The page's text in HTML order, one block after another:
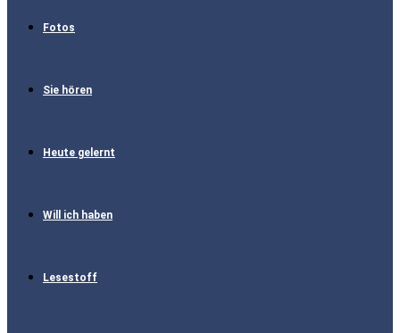
Fotos
Sie hören
Heute gelernt
Will ich haben
Lesestoff